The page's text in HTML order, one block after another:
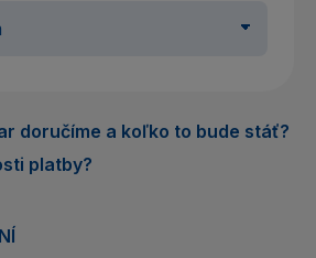
doručíme a koľko to bude stáť?
platby?